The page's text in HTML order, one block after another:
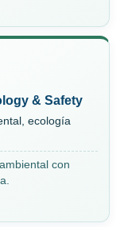
& Safety
ecología
con